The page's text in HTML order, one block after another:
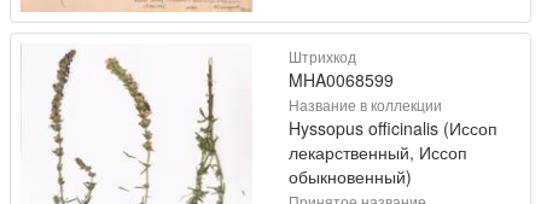
Штрихкод
MHA0068599
Название в коллекции
Hyssopus officinalis (Иссоп
лекарственный, Иссоп
обыкновенный)